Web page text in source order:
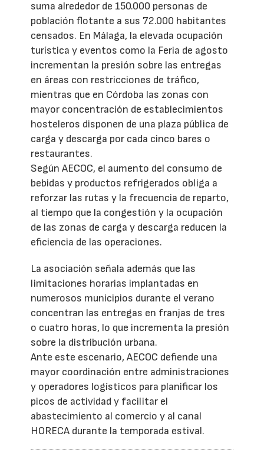
suma alrededor de 150.000 personas de
población flotante a sus 72.000 habitantes
censados. En Málaga, la elevada ocupación
turística y eventos como la Feria de agosto
incrementan la presión sobre las entregas
en áreas con restricciones de tráfico,
mientras que en Córdoba las zonas con
mayor concentración de establecimientos
hosteleros disponen de una plaza pública de
carga y descarga por cada cinco bares o
restaurantes.
Según AECOC, el aumento del consumo de
bebidas y productos refrigerados obliga a
reforzar las rutas y la frecuencia de reparto,
al tiempo que la congestión y la ocupación
de las zonas de carga y descarga reducen la
eficiencia de las operaciones.
La asociación señala además que las
limitaciones horarias implantadas en
numerosos municipios durante el verano
concentran las entregas en franjas de tres
o cuatro horas, lo que incrementa la presión
sobre la distribución urbana.
Ante este escenario, AECOC defiende una
mayor coordinación entre administraciones
y operadores logísticos para planificar los
picos de actividad y facilitar el
abastecimiento al comercio y al canal
HORECA durante la temporada estival.